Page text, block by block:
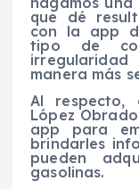
que dé
con la app
tipo de
manera más
Al respecto,
López
app para
brindarles
pueden
gasolinas.